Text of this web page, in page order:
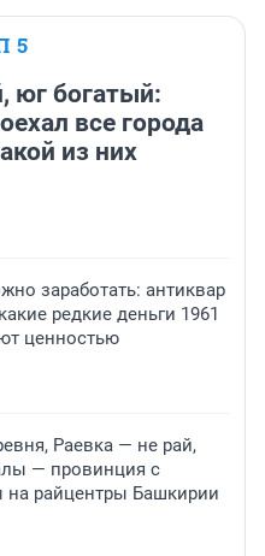
5
юг богатый:
все города
из них
заработать: антиквар
редкие деньги 1961
ценностью
Раевка — не рай,
— провинция с
райцентры Башкирии